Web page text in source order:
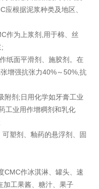
应根据泥浆种类及地区、
作为上浆剂,用于棉、丝
纸面平滑剂、施胶剂。在
增强抗张力40%～50%,抗
附剂;日用化学如牙膏工业
工业用作增稠剂和乳化
塑剂、釉药的悬浮剂、固
CMC作冰淇淋、罐头、速
加工果酱、糖汁、果子